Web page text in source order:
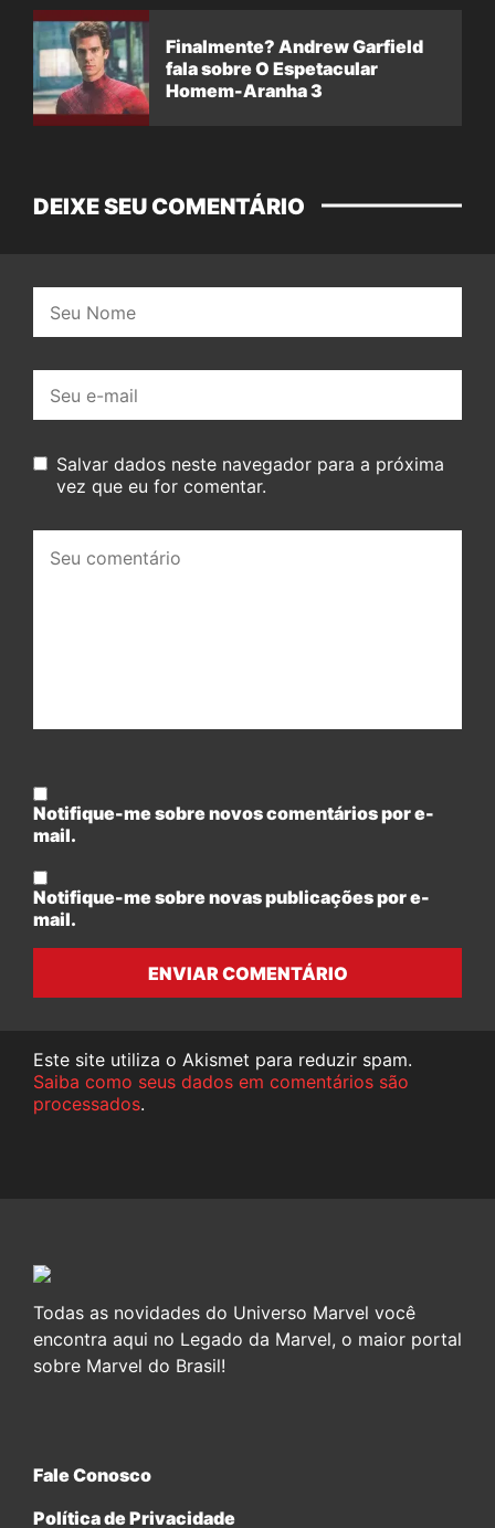
Finalmente? Andrew Garfield
fala sobre O Espetacular
Homem-Aranha 3
DEIXE SEU COMENTÁRIO
mail:
Salvar dados neste navegador para a próxima
vez que eu for comentar.
comentário:
Notifique-me sobre novos comentários por e-
mail.
Notifique-me sobre novas publicações por e-
mail.
ENVIAR COMENTÁRIO
Este site utiliza o Akismet para reduzir spam.
Saiba como seus dados em comentários são
processados.
Todas as novidades do Universo Marvel você
encontra aqui no Legado da Marvel, o maior portal
sobre Marvel do Brasil!
Fale Conosco
Política de Privacidade